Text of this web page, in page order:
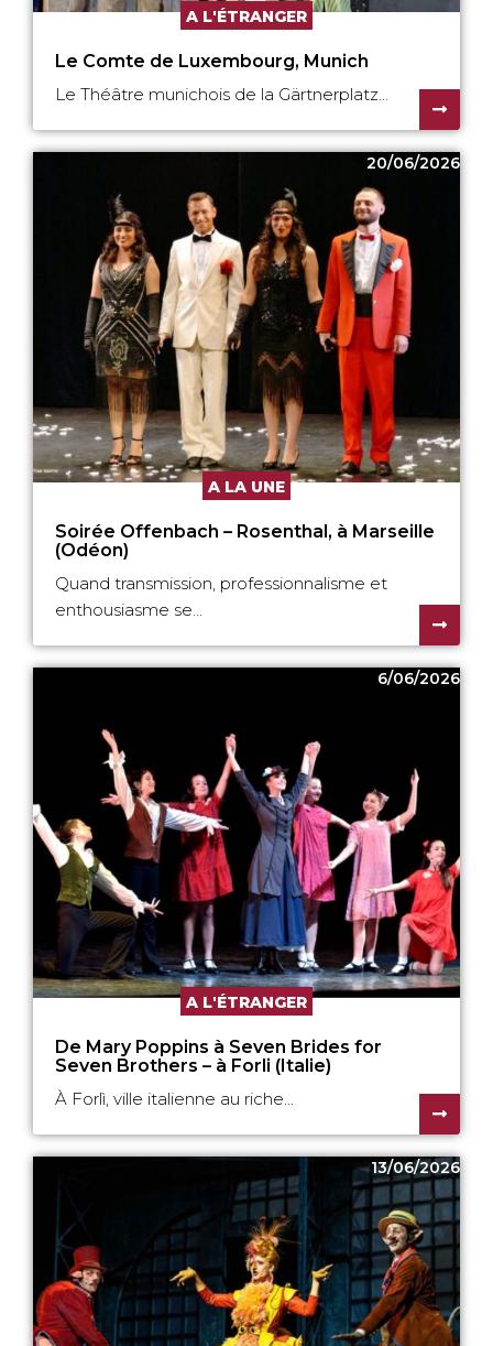
A L'ÉTRANGER
Le Comte de Luxembourg, Munich
Le Théâtre munichois de la Gärtnerplatz...
20/06/2026
A LA UNE
Soirée Offenbach – Rosenthal, à Marseille
(Odéon)
Quand transmission, professionnalisme et
enthousiasme se...
6/06/2026
A L'ÉTRANGER
De Mary Poppins à Seven Brides for
Seven Brothers – à Forli (Italie)
À Forlì, ville italienne au riche...
13/06/2026